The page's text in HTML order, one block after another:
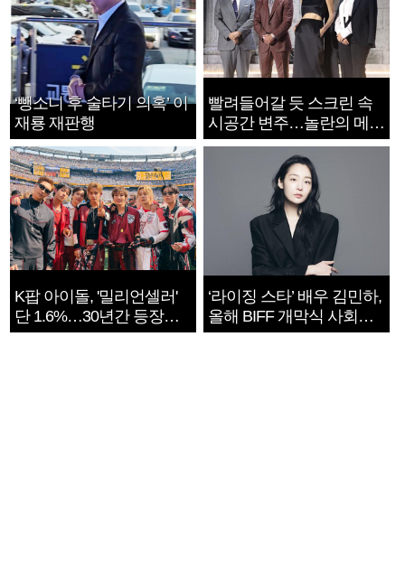
‘뺑소니 후 술타기 의혹’ 이
재룡 재판행
빨려들어갈 듯 스크린 속
시공간 변주…놀란의 메시
지는 ‘전쟁 속죄’
K팝 아이돌, '밀리언셀러'
단 1.6%…30년간 등장
1182개팀 전수조사
‘라이징 스타’ 배우 김민하,
올해 BIFF 개막식 사회자
확정